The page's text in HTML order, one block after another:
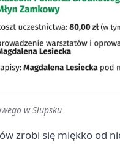
w Słupsku
zrobi się miękko od